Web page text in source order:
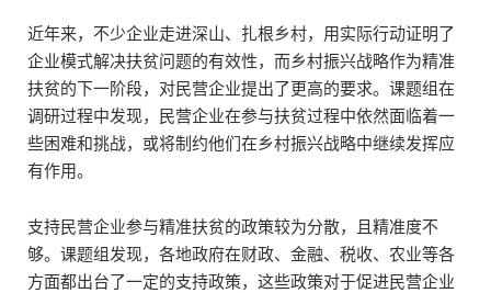
近年来，不少企业走进深山、扎根乡村，用实际行动证明了
企业模式解决扶贫问题的有效性，而乡村振兴战略作为精准
扶贫的下一阶段，对民营企业提出了更高的要求。课题组在
调研过程中发现，民营企业在参与扶贫过程中依然面临着一
些困难和挑战，或将制约他们在乡村振兴战略中继续发挥应
有作用。
支持民营企业参与精准扶贫的政策较为分散，且精准度不
够。课题组发现，各地政府在财政、金融、税收、农业等各
方面都出台了一定的支持政策，这些政策对于促进民营企业